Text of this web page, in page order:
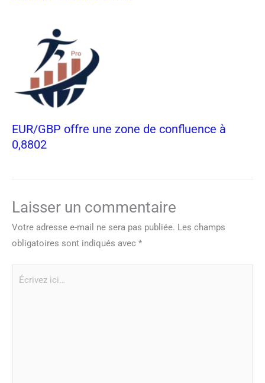
EUR/GBP offre une zone de confluence à
0,8802
Laisser un commentaire
Votre adresse e-mail ne sera pas publiée. Les champs
obligatoires sont indiqués avec *